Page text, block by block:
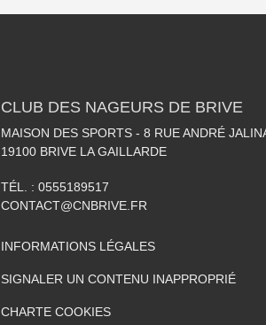
CLUB DES NAGEURS DE BRIVE
MAISON DES SPORTS - 8 RUE ANDRÉ
19100 BRIVE LA GAILLARDE
TÉL. : 0555189517
CONTACT@CNBRIVE.FR
INFORMATIONS LÉGALES
SIGNALER UN CONTENU INAPPROPRIÉ
CHARTE COOKIES